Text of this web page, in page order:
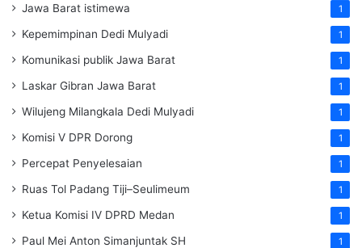
Jawa Barat istimewa 1
Kepemimpinan Dedi Mulyadi 1
Komunikasi publik Jawa Barat 1
Laskar Gibran Jawa Barat 1
Wilujeng Milangkala Dedi Mulyadi 1
Komisi V DPR Dorong 1
Percepat Penyelesaian 1
Ruas Tol Padang Tiji–Seulimeum 1
Ketua Komisi IV DPRD Medan 1
Paul Mei Anton Simanjuntak SH 1